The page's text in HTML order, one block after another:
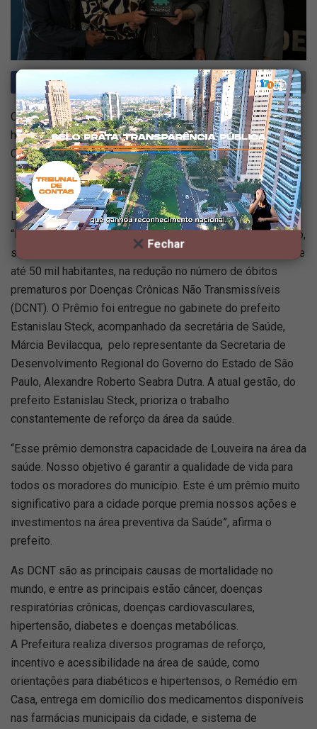
Fechar
Cidade foi nomeada a melhor na categoria de até 50 mil
habitantes, na redução no número de óbitos por Doenças
Crônicas Não Transmissíveis
Louveira recebeu nesta quinta-feira (22), o prêmio
“Parcerias Municipais” do Governo do Estado de São Paulo,
sendo nomeada a melhor cidade do Estado, na categoria de
até 50 mil habitantes, na redução no número de óbitos
prematuros por Doenças Crônicas Não Transmissíveis
(DCNT). O Prêmio foi entregue no gabinete do prefeito
Estanislau Steck, acompanhado da secretária de Saúde,
Márcia Bevilacqua, pelo representante da Secretaria de
Desenvolvimento Regional do Governo do Estado de São
Paulo, Alexandre Roberto Seabra Dutra. A atual gestão, do
prefeito Estanislau Steck, prioriza o trabalho
constantemente de reforço da área da saúde.
“Esse prêmio demonstra capacidade de Louveira na área da
saúde. Nosso objetivo é garantir a qualidade de vida para
todos os moradores do município. Este é um prêmio muito
significativo para a cidade porque premia nossos ações e
investimentos na área preventiva da Saúde”, afirma o
prefeito.
As DCNT são as principais causas de mortalidade no
mundo, e entre as principais estão câncer, doenças
respiratórias crônicas, doenças cardiovasculares,
hipertensão, diabetes e doenças metabólicas.
A Prefeitura realiza diversos programas de reforço,
incentivo e acessibilidade na área de saúde, como
orientações para diabéticos e hipertensos, o Remédio em
Casa, entrega em domicílio dos medicamentos disponíveis
nas farmácias municipais da cidade, e sistema de